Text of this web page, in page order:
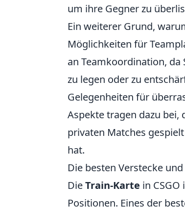
um ihre Gegner zu
Ein weiterer Grund,
Möglichkeiten für
an Teamkoordination,
zu legen oder zu
Gelegenheiten für
Aspekte tragen dazu bei,
privaten Matches
hat.
Die besten Verstecke
DieTrain-Karte in
Positionen. Eines der